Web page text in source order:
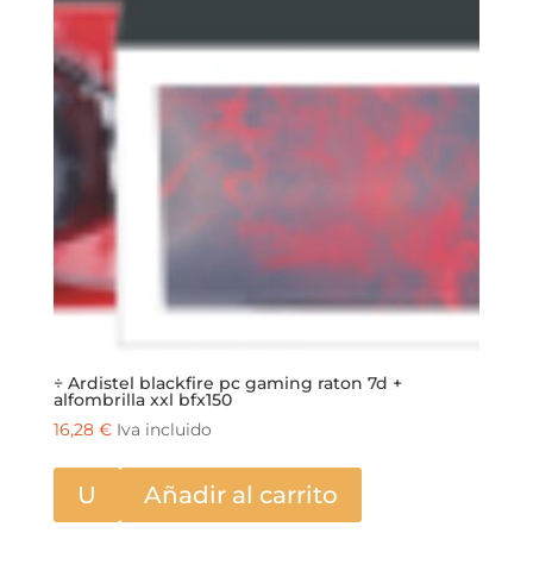
÷ Ardistel blackfire pc gaming raton 7d +
alfombrilla xxl bfx150
16,28 € Iva incluido
U Añadir al carrito